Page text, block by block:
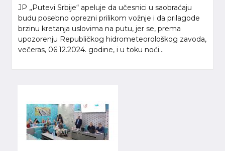
JP „Putevi Srbije“ apeluje da učesnici u saobraćaju
budu posebno oprezni prilikom vožnje i da prilagode
brzinu kretanja uslovima na putu, jer se, prema
upozorenju Republičkog hidrometeorološkog zavoda,
večeras, 06.12.2024. godine, i u toku noći...